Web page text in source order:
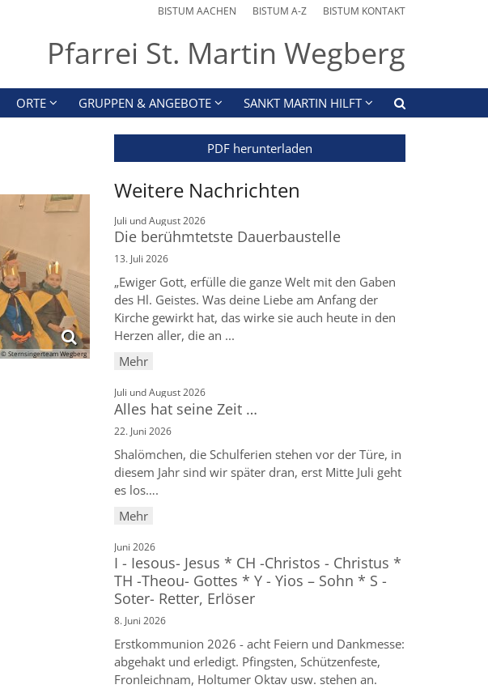
BISTUM AACHEN BISTUM A-Z BISTUM KONTAKT
Pfarrei St. Martin Wegberg
ORTE GRUPPEN & ANGEBOTE SANKT MARTIN HILFT
© Sternsingerteam Wegberg
PDF herunterladen
Weitere Nachrichten
Juli und August 2026:
Die berühmtetste Dauerbaustelle
13. Juli 2026
„Ewiger Gott, erfülle die ganze Welt mit den Gaben
des Hl. Geistes. Was deine Liebe am Anfang der
Kirche gewirkt hat, das wirke sie auch heute in den
Herzen aller, die an ...
Mehr
Juli und August 2026:
Alles hat seine Zeit …
22. Juni 2026
Shalömchen, die Schulferien stehen vor der Türe, in
diesem Jahr sind wir später dran, erst Mitte Juli geht
es los….
Mehr
Juni 2026:
I - Iesous- Jesus * CH -Christos - Christus *
TH -Theou- Gottes * Y - Yios – Sohn * S -
Soter- Retter, Erlöser
8. Juni 2026
Erstkommunion 2026 - acht Feiern und Dankmesse:
abgehakt und erledigt. Pfingsten, Schützenfeste,
Fronleichnam, Holtumer Oktav usw. stehen an.